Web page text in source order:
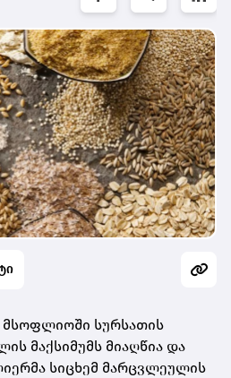
მსოფლიოში სურსათის
მაქსიმუმს მიაღწია და
სიცხემ მარცვლეულის